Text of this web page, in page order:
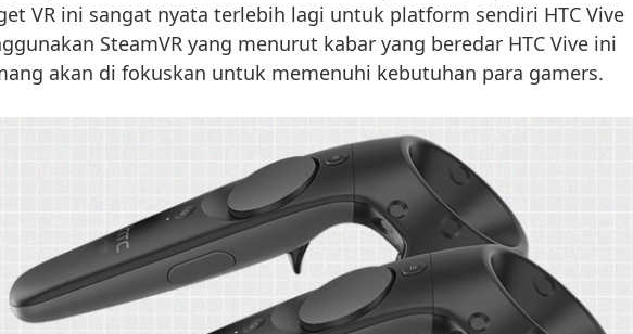
VR ini sangat nyata terlebih lagi untuk platform sendiri HTC Vive
SteamVR yang menurut kabar yang beredar HTC Vive ini
akan di fokuskan untuk memenuhi kebutuhan para gamers.